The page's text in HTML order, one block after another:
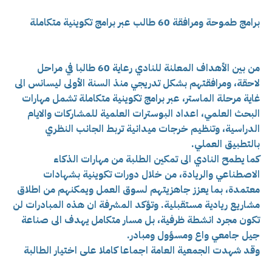
برامج طموحة ومرافقة 60 طالب عبر برامج تكوينية متكاملة
من بين الأهداف المعلنة للنادي رعاية 60 طالبا في مراحل
لاحقة، ومرافقتهم بشكل تدريجي منذ السنة الأولى ليسانس الى
غاية مرحلة الماستر، عبر برامج تكوينية متكاملة تشمل مهارات
البحث العلمي، اعداد البوسترات العلمية للمشاركات والايام
الدراسية، وتنظيم خرجات ميدانية تربط الجانب النظري
بالتطبيق العملي.
كما يطمح النادي الى تمكين الطلبة من مهارات الذكاء
الاصطناعي والريادة، من خلال دورات تكوينية بشهادات
معتمدة، بما يعزز جاهزيتهم لسوق العمل ويمكنهم من اطلاق
مشاريع ريادية مستقبلية. وتؤكد المشرفة ان هذه المبادرات لن
تكون مجرد انشطة ظرفية، بل مسار متكامل يهدف الى صناعة
جيل جامعي واع ومسؤول ومبادر.
وقد شهدت الجمعية العامة اجماعا كاملا على اختيار الطالبة